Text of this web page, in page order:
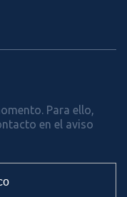
Para ello,
en el aviso